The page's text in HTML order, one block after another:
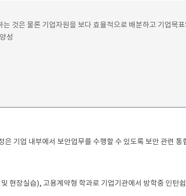
것은 물론 기업자원을 보다 효율적으로 배분하고 기업목
성
기업 내부에서 보안업무를 수행할 수 있도록 보안 관련
현장실습), 고용계약형 학과로 기업기관에서 방학중 인턴